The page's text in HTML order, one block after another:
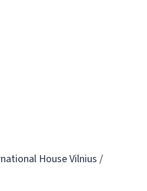
House Vilnius /